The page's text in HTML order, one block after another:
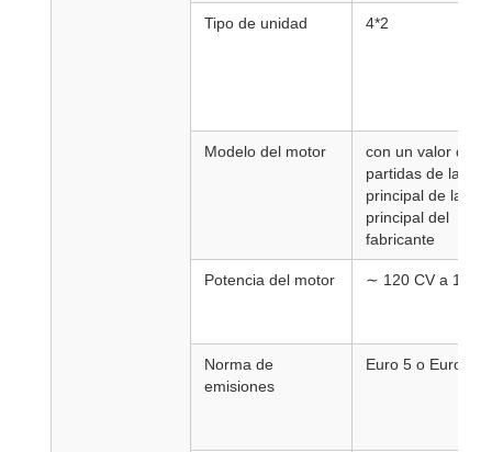
Tipo de unidad 4*2
Modelo del motor
con un valor de
partidas de la caja
principal de la
principal del
fabricante
Potencia del motor ∼ 120 CV a 190
Norma de
emisiones
Euro 5 o Euro 6